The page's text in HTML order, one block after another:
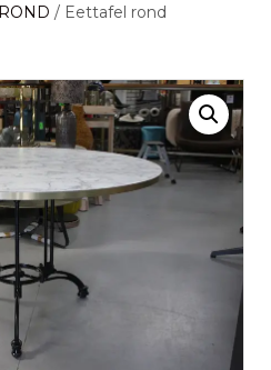
ROND / Eettafel rond